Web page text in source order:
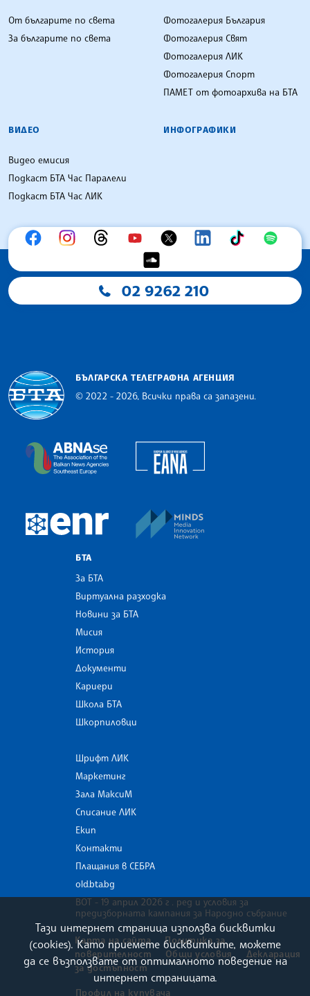
От българите по света
За българите по света
Фотогалерия България
Фотогалерия Свят
Фотогалерия ЛИК
Фотогалерия Спорт
ПАМЕТ от фотоархива на БТА
ВИДЕО
Видео емисия
Подкаст БТА Час Паралели
Подкаст БТА Час ЛИК
ИНФОГРАФИКИ
02 9262 210
БЪЛГАРСКА ТЕЛЕГРАФНА АГЕНЦИЯ
© 2022 - 2026, Всички права са запазени.
The Assocoation of the Balkan News Agencies
European Newsroom
БТА
За БТА
Виртуална разходка
Новини за БТА
Мисия
История
Документи
Кариери
Школа БТА
Шкорпиловци
Шрифт ЛИК
Маркетинг
Зала МаксиМ
Списание ЛИК
Екип
Контакти
Плащания в СЕБРА
old.bta.bg
ВОТ - 19 април 2026 г . ред и условия за
предизборната кампания за Народно събрание
Карта на сайта
Политика за
поверителност
Общи условия
Декларация
за достъпност
Профил на купувача
Тази интернет страница използва бисквитки
(cookies). Като приемете бисквитките, можете
да се възползвате от оптималното поведение на
интернет страницата.